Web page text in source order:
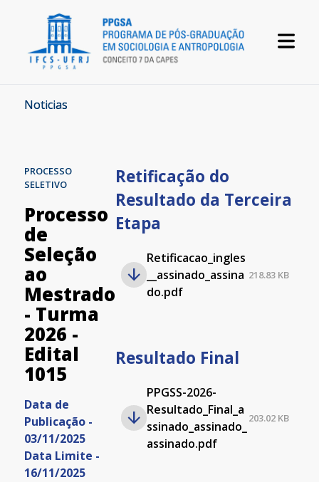
Noticias
PROCESSO
SELETIVO
Processo
de
Seleção
ao
Mestrado
- Turma
2026 -
Edital
1015
Data de
Publicação -
03/11/2025
Data Limite -
16/11/2025
Retificação do
Resultado da Terceira
Etapa
Retificacao_ingles
__assinado_assina
do.pdf
218.83 KB
Resultado Final
PPGSS-2026-
Resultado_Final_a
ssinado_assinado_
assinado.pdf
203.02 KB